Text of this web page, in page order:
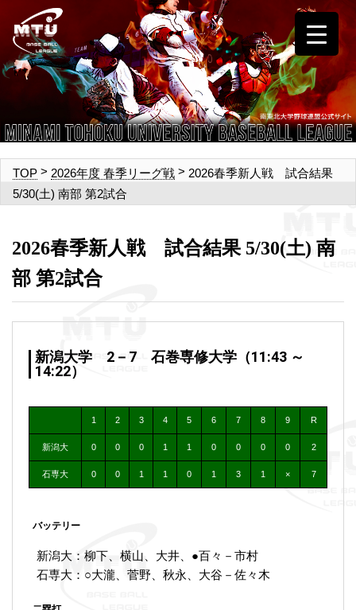
TOP > 2026年度 春季リーグ戦 > 2026春季新人戦 試合結果
5/30(土) 南部 第2試合
2026春季新人戦 試合結果 5/30(土) 南
部 第2試合
新潟大学 2－7 石巻専修大学（11:43 ～
14:22）
1 2 3 4 5 6 7 8 9 R
新潟大 0 0 0 1 1 0 0 0 0 2
石専大 0 0 1 1 0 1 3 1 × 7
バッテリー
新潟大：柳下、横山、大井、●百々－市村
石専大：○大瀧、菅野、秋永、大谷－佐々木